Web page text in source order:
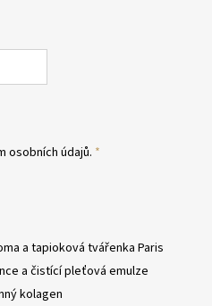
osobních údajů.
a tapioková tvářenka Paris
a čistící pleťová emulze
kolagen